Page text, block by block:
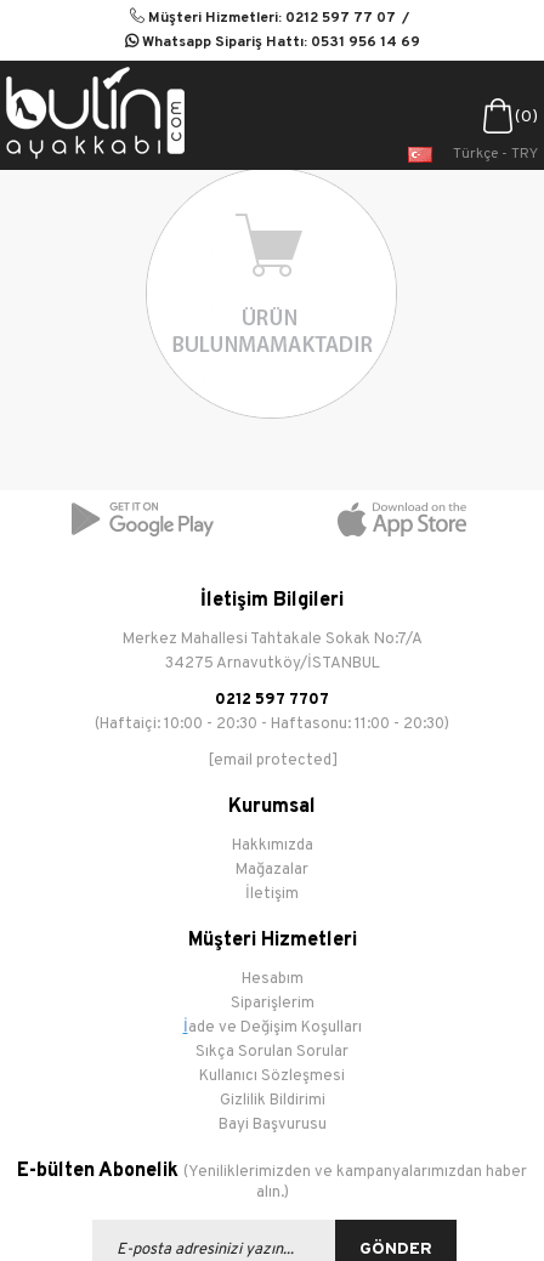
Müşteri Hizmetleri: 0212 597 77 07
Whatsapp Sipariş Hattı: 0531 956 14 69
0
Türkçe - TRY
İletişim Bilgileri
Merkez Mahallesi Tahtakale Sokak No:7/A
34275 Arnavutköy/İSTANBUL
0212 597 7707
(Haftaiçi: 10:00 - 20:30 - Haftasonu: 11:00 - 20:30)
[email protected]
Kurumsal
Hakkımızda
Mağazalar
İletişim
Müşteri Hizmetleri
Hesabım
Siparişlerim
İade ve Değişim Koşulları
Sıkça Sorulan Sorular
Kullanıcı Sözleşmesi
Gizlilik Bildirimi
Bayi Başvurusu
E-bülten Abonelik (Yeniliklerimizden ve kampanyalarımızdan haber
alın.)
GÖNDER